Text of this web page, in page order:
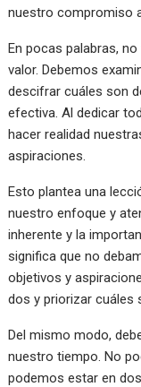
nuestro compromiso
En pocas palabras,
valor. Debemos
descifrar cuáles son
efectiva. Al dedicar
hacer realidad
aspiraciones.
Esto plantea una
nuestro enfoque y
inherente y la
significa que no
objetivos y
dos y priorizar cuáles
Del mismo modo,
nuestro tiempo. No
podemos estar en